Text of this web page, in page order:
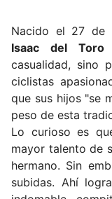
Nacido el 27 de
Isaac del Toro
casualidad, sino
ciclistas
que sus hijos "se
peso de esta
Lo curioso es
mayor talento de
hermano. Sin
subidas. Ahí